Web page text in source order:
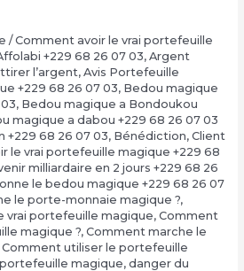
/Comment avoir le vrai portefeuille
+229 68 26 07 03, Argent
l’argent, Avis Portefeuille
+229 68 26 07 03, Bedou magique
, Bedou magique a Bondoukou
magique a dabou +229 68 26 07 03
+229 68 26 07 03, Bénédiction, Client
le vrai portefeuille magique +229 68
milliardaire en 2 jours +229 68 26
le bedou magique +229 68 26 07
le porte-monnaie magique ?,
vrai portefeuille magique, Comment
magique ?, Comment marche le
Comment utiliser le portefeuille
magique, danger du